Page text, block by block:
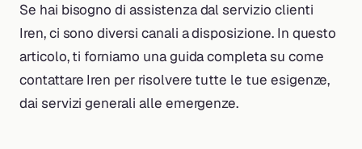
Se hai bisogno di assistenza dal servizio clienti
Iren, ci sono diversi canali a disposizione. In questo
articolo, ti forniamo una guida completa su come
contattare Iren per risolvere tutte le tue esigenze,
dai servizi generali alle emergenze.